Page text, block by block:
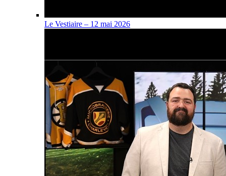
Le Vestiaire – 12 mai 2026